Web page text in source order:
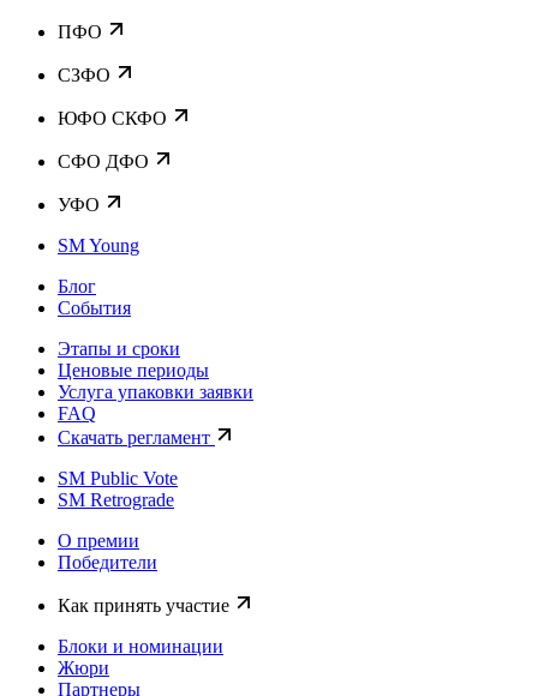
ПФО
СЗФО
ЮФО СКФО
CФО ДФО
УФО
SM Young
Блог
События
Этапы и сроки
Ценовые периоды
Услуга упаковки заявки
FAQ
Скачать регламент
SM Public Vote
SM Retrograde
О премии
Победители
Как принять участие
Блоки и номинации
Жюри
Партнеры